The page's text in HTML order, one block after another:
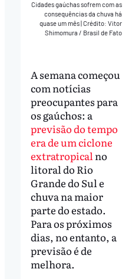
Cidades gaúchas sofrem com as
consequências da chuva há
quase um mês Crédito: Vitor
Shimomura / Brasil de Fato
A semana começou
com notícias
preocupantes para
os gaúchos: a
previsão do tempo
era de um ciclone
extratropicalno
litoral do Rio
Grande do Sul e
chuva na maior
parte do estado.
Para os próximos
dias, no entanto, a
previsão é de
melhora.